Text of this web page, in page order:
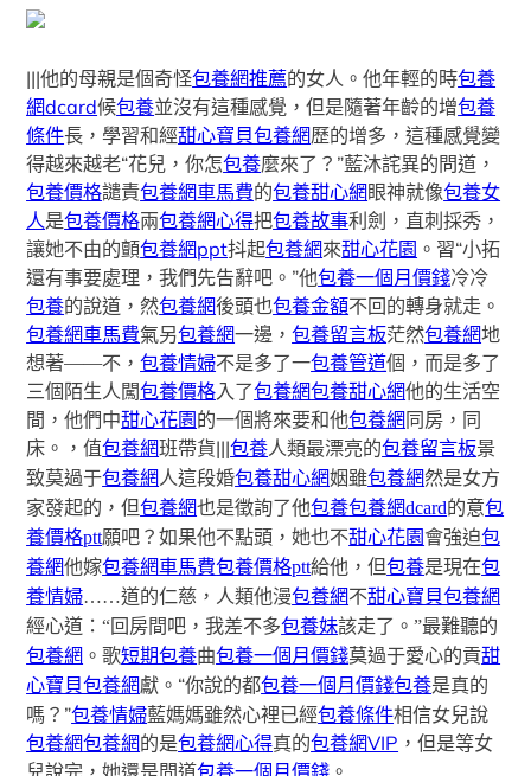
|||他的母親是個奇怪包養網推薦的女人。他年輕的時包養
網dcard候包養並沒有這種感覺，但是隨著年齡的增包養
條件長，學習和經甜心寶貝包養網歷的增多，這種感覺變
得越來越老“花兒，你怎包養麼來了？”藍沐詫異的問道，
包養價格譴責包養網車馬費的包養甜心網眼神就像包養女
人是包養價格兩包養網心得把包養故事利劍，直刺採秀，
讓她不由的顫包養網ppt抖起包養網來甜心花園 。習“小拓
還有事要處理，我們先告辭吧。”他包養一個月價錢冷冷
包養的說道，然包養網後頭也包養金額不回的轉身就走。
包養網車馬費氣另包養網一邊，包養留言板茫然包養網地
想著——不，包養情婦不是多了一包養管道個，而是多了
三個陌生人闖包養價格入了包養網包養甜心網他的生活空
間，他們中甜心花園的一個將來要和他包養網同房，同
床。，值包養網班帶貨|||包養人類最漂亮的包養留言板景
致莫過于包養網 人這段婚包養甜心網姻雖包養網然是女方
家發起的，但包養網也是徵詢了他包養包養網dcard的意包
養價格ptt願吧？如果他不點頭，她也不甜心花園 會強迫包
養網他嫁包養網車馬費包養價格ptt給他，但包養是現在包
養情婦……道的仁慈，人類他漫包養網不甜心寶貝包養網
經心道：“回房間吧，我差不多包養妹該走了。”最難聽的
包養網 。歌短期包養曲包養一個月價錢莫過于愛心的貢甜
心寶貝包養網獻。 “你說的都包養一個月價錢包養是真的
嗎？”包養情婦藍媽媽雖然心裡已經包養條件相信女兒說
包養網包養網的是包養網心得真的包養網VIP ，但是等女
兒說完，她還是問道包養一個月價錢 。